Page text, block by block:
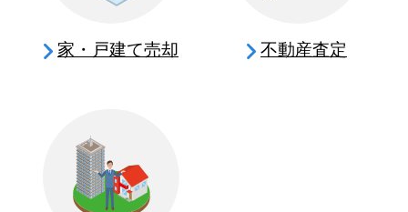
家・戸建て売却 不動産査定